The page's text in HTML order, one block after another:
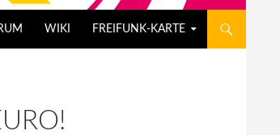
WIKI FREIFUNK-KARTE